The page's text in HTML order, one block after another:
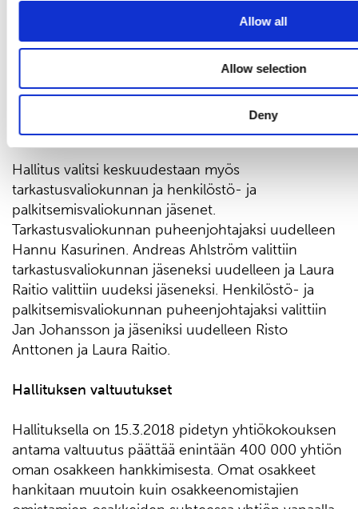
Allow all
Allow selection
Deny
Hallituksen järjestäytyminen ja valiokunnat
Yhtiökokouksen jälkeen pitämässään
järjestäytymiskokouksessa hallitus valitsi
varapuheenjohtajaksi uudelleen Risto Anttosen.
Hallitus valitsi keskuudestaan myös
tarkastusvaliokunnan ja henkilöstö- ja
palkitsemisvaliokunnan jäsenet.
Tarkastusvaliokunnan puheenjohtajaksi uudelleen
Hannu Kasurinen. Andreas Ahlström valittiin
tarkastusvaliokunnan jäseneksi uudelleen ja Laura
Raitio valittiin uudeksi jäseneksi. Henkilöstö- ja
palkitsemisvaliokunnan puheenjohtajaksi valittiin
Jan Johansson ja jäseniksi uudelleen Risto
Anttonen ja Laura Raitio.
Hallituksen valtuutukset
Hallituksella on 15.3.2018 pidetyn yhtiökokouksen
antama valtuutus päättää enintään 400 000 yhtiön
oman osakkeen hankkimisesta. Omat osakkeet
hankitaan muutoin kuin osakkeenomistajien